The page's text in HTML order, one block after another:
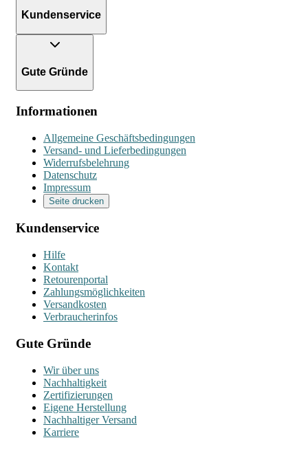
Kundenservice
Gute Gründe
Informationen
Allgemeine Geschäftsbedingungen
Versand- und Lieferbedingungen
Widerrufsbelehrung
Datenschutz
Impressum
Seite drucken
Kundenservice
Hilfe
Kontakt
Retourenportal
Zahlungsmöglichkeiten
Versandkosten
Verbraucherinfos
Gute Gründe
Wir über uns
Nachhaltigkeit
Zertifizierungen
Eigene Herstellung
Nachhaltiger Versand
Karriere